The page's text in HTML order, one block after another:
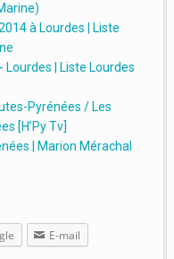
à Lourdes | Liste
Lourdes | Liste Lourdes
Pyrénées / Les
[H’Py Tv]
| Marion Mérachal
E-mail